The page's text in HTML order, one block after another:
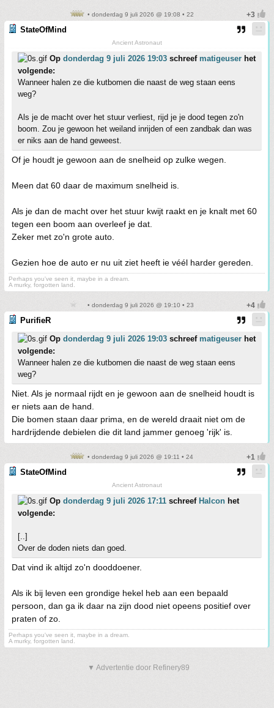
• donderdag 9 juli 2026 @ 19:08 • 22
StateOfMind
Ancient Astronaut
Op donderdag 9 juli 2026 19:03 schreef matigeuser het
volgende:
Wanneer halen ze die kutbomen die naast de weg staan eens
weg?
Als je de macht over het stuur verliest, rijd je je dood tegen zo'n
boom. Zou je gewoon het weiland inrijden of een zandbak dan was
er niks aan de hand geweest.
Of je houdt je gewoon aan de snelheid op zulke wegen.
Meen dat 60 daar de maximum snelheid is.
Als je dan de macht over het stuur kwijt raakt en je knalt met 60
tegen een boom aan overleef je dat.
Zeker met zo'n grote auto.
Gezien hoe de auto er nu uit ziet heeft ie véél harder gereden.
Perhaps you've seen it, maybe in a dream.
A murky, forgotten land.
• donderdag 9 juli 2026 @ 19:10 • 23
PurifieR
Op donderdag 9 juli 2026 19:03 schreef matigeuser het
volgende:
Wanneer halen ze die kutbomen die naast de weg staan eens
weg?
Niet. Als je normaal rijdt en je gewoon aan de snelheid houdt is
er niets aan de hand.
Die bomen staan daar prima, en de wereld draait niet om de
hardrijdende debielen die dit land jammer genoeg 'rijk' is.
• donderdag 9 juli 2026 @ 19:11 • 24
StateOfMind
Ancient Astronaut
Op donderdag 9 juli 2026 17:11 schreef Halcon het
volgende:
[..]
Over de doden niets dan goed.
Dat vind ik altijd zo'n dooddoener.
Als ik bij leven een grondige hekel heb aan een bepaald
persoon, dan ga ik daar na zijn dood niet opeens positief over
praten of zo.
Perhaps you've seen it, maybe in a dream.
A murky, forgotten land.
▼ Advertentie door Refinery89